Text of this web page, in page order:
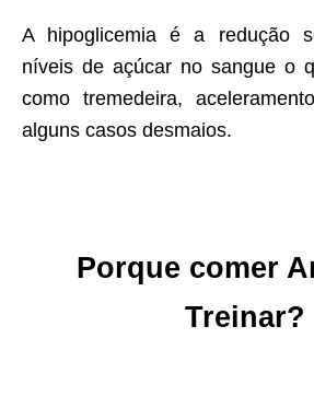
A hipoglicemia é a redução
níveis de açúcar no sangue o
como tremedeira,
alguns casos desmaios.
Porque comer
Treinar?